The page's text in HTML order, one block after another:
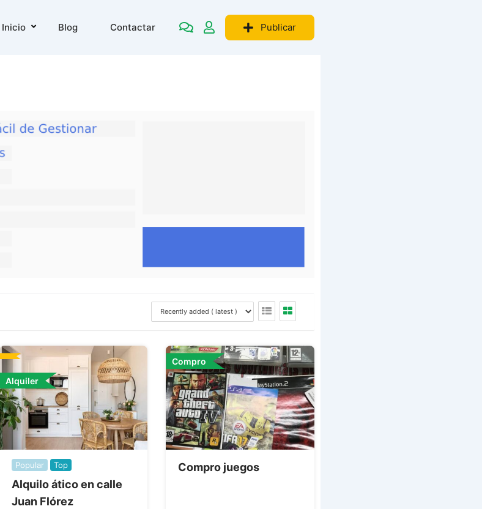
Publicar
Inicio Blog Contactar
Alquiler
Popular Top
Alquilo ático en calle
Juan Flórez
Compro
Compro juegos